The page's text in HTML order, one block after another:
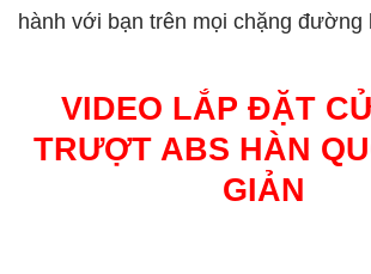
hành với bạn trên mọi chặng đường
VIDEO LẮP ĐẶT
TRƯỢT ABS HÀN
GIẢN